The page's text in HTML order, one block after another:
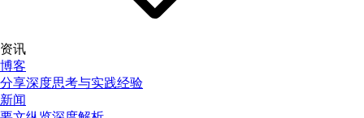
资讯
博客
分享深度思考与实践经验
新闻